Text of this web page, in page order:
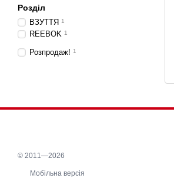
Розділ
ВЗУТТЯ 1
REEBOK 1
Розпродаж! 1
© 2011—2026
Мобільна версія